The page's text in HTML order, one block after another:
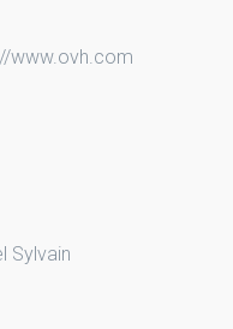
www.ovh.com
Sylvain